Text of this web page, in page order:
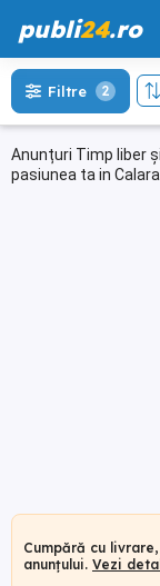
publi24.ro
Anunțuri Timp liber
pasiunea ta in
Filtre 2
Cumpără cu
anunțului. Vezi